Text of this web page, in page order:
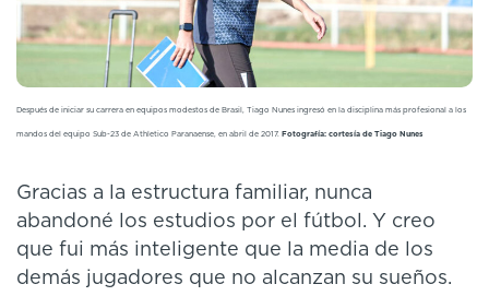
Después de iniciar su carrera en equipos modestos de Brasil, Tiago Nunes ingresó en la disciplina más profesional a los
mandos del equipo Sub-23 de Athletico Paranaense, en abril de 2017. Fotografía: cortesía de Tiago Nunes
Gracias a la estructura familiar, nunca
abandoné los estudios por el fútbol. Y creo
que fui más inteligente que la media de los
demás jugadores que no alcanzan su sueños.